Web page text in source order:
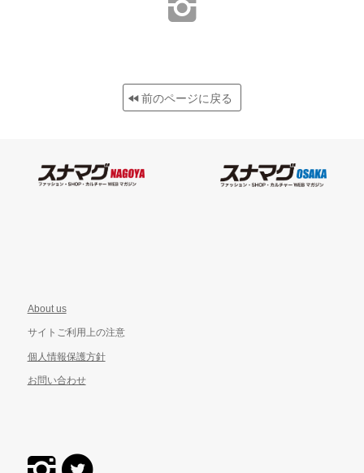
前のページに戻る
About us
サイトご利用上の注意
個人情報保護方針
お問い合わせ